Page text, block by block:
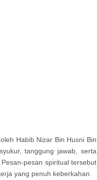
Habib Nizar Bin Husni Bin
tanggung jawab, serta
pesan spiritual tersebut
yang penuh keberkahan.